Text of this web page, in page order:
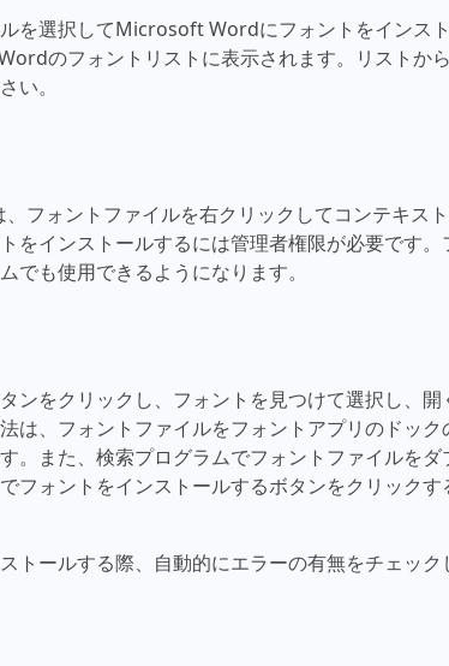
を選択してMicrosoft Wordにフォントをインス
のフォントリストに表示されます。リストか
い。
フォントファイルを右クリックしてコンテキス
をインストールするには管理者権限が必要です。
でも使用できるようになります。
ンをクリックし、フォントを見つけて選択し、開
は、フォントファイルをフォントアプリのドック
。また、検索プログラムでフォントファイルをダ
フォントをインストールするボタンをクリックす
トールする際、自動的にエラーの有無をチェック